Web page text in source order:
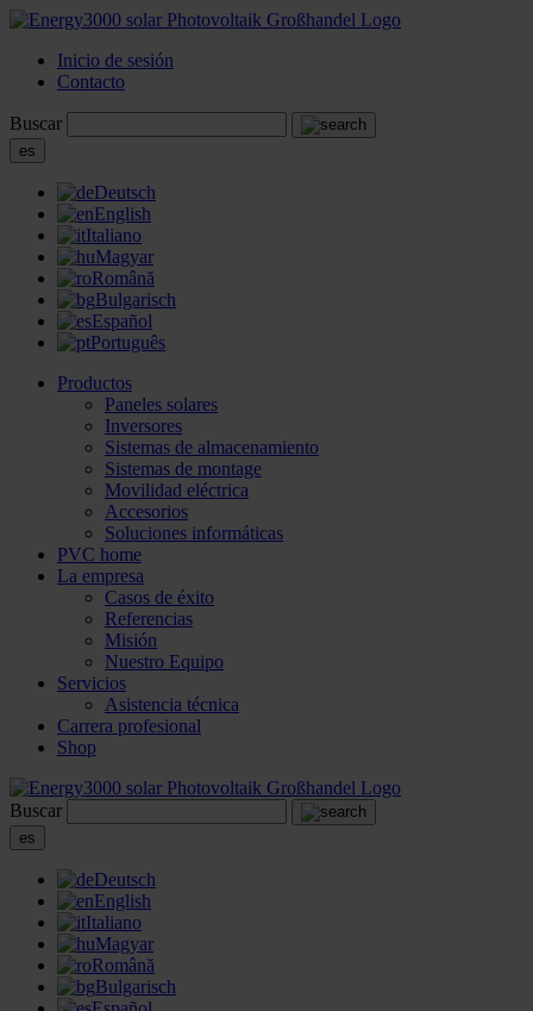
Inicio de sesión
Contacto
Buscar
es
Deutsch
English
Italiano
Magyar
Română
Bulgarisch
Español
Português
Productos
Paneles solares
Inversores
Sistemas de almacenamiento
Sistemas de montage
Movilidad eléctrica
Accesorios
Soluciones informáticas
PVC home
La empresa
Casos de éxito
Referencias
Misión
Nuestro Equipo
Servicios
Asistencia técnica
Carrera profesional
Shop
Buscar
es
Deutsch
English
Italiano
Magyar
Română
Bulgarisch